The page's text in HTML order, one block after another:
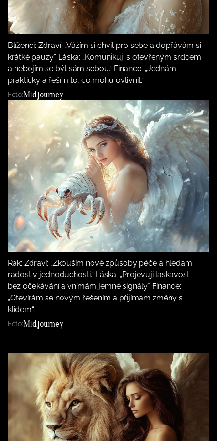
Blíženci: Zdraví: „Vážím si chvil pro sebe a dopřávám si
krátké pauzy.“ Láska: „Komunikuji s otevřeným srdcem
a nebojím se být sám sebou.“ Finance: „Jednám
prakticky a řeším to, co mohu ovlivnit.“
Foto:Midjourney
Rak: Zdraví: „Zkouším nové způsoby péče a hledám
radost v jednoduchosti.“ Láska: „Projevuji laskavost
bez očekávání a vnímám jemné signály.“ Finance:
„Otevírám se novým řešením a přijímám změny s
klidem.“
Foto:Midjourney